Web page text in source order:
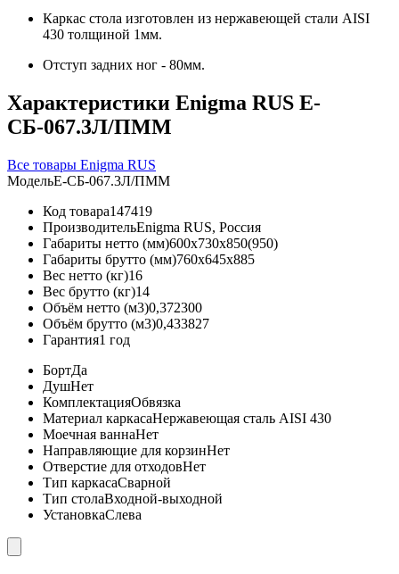
Каркас стола изготовлен из нержавеющей стали AISI
430 толщиной 1мм.
Отступ задних ног - 80мм.
Характеристики Enigma RUS Е-
СБ-067.3Л/ПММ
Все товары Enigma RUS
МодельЕ-СБ-067.3Л/ПММ
Код товара147419
ПроизводительEnigma RUS, Россия
Габариты нетто (мм)600x730x850(950)
Габариты брутто (мм)760x645x885
Вес нетто (кг)16
Вес брутто (кг)14
Объём нетто (м3)0,372300
Объём брутто (м3)0,433827
Гарантия1 год
БортДа
ДушНет
КомплектацияОбвязка
Материал каркасаНержавеющая сталь AISI 430
Моечная ваннаНет
Направляющие для корзинНет
Отверстие для отходовНет
Тип каркасаСварной
Тип столаВходной-выходной
УстановкаСлева